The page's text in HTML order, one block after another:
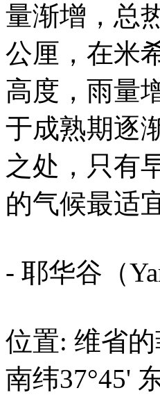
量渐增，总
公厘，在米
高度，雨量
于成熟期逐
之处，只有
的气候最适
- 耶华谷（
位置: 维省
南纬37°45'